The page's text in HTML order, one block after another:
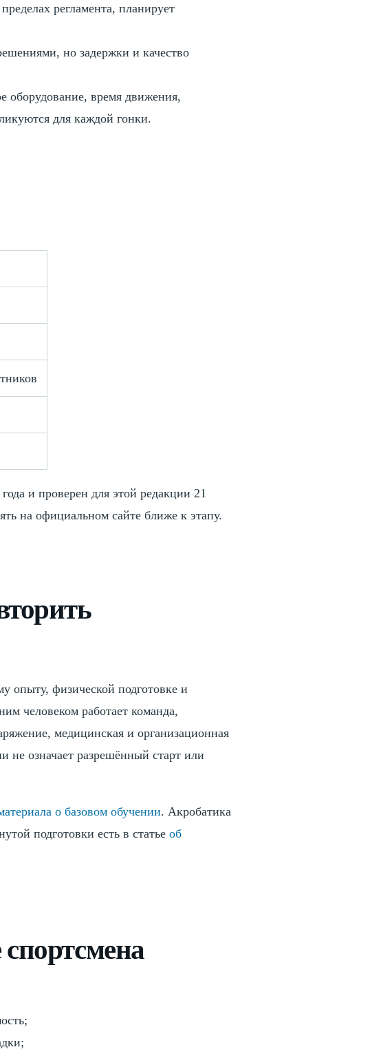
регламента, планирует
но задержки и качество
оборудование, время движения,
для каждой гонки.
и проверен для этой редакции 21
на официальном сайте ближе к этапу.
опыту, физической подготовке и
человеком работает команда,
медицинская и организационная
не означает разрешённый старт или
о базовом обучении. Акробатика
подготовки есть в статье об